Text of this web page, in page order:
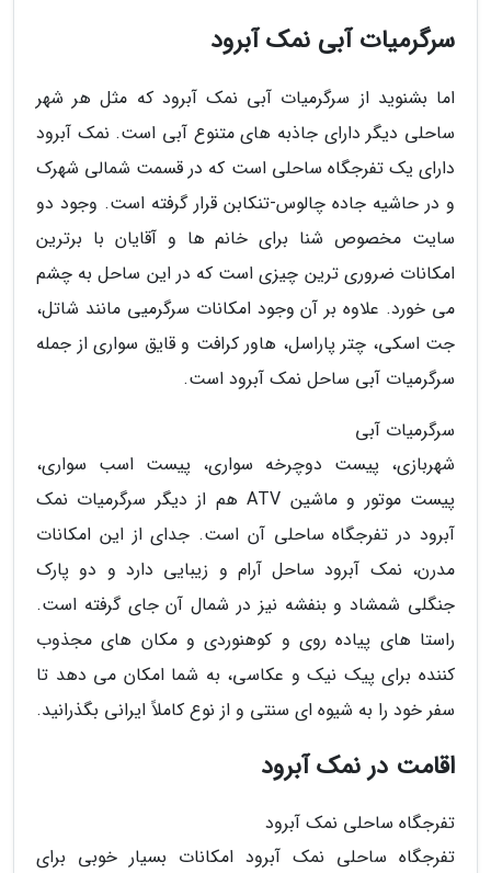
سرگرمیات آبی نمک آبرود
اما بشنوید از سرگرمیات آبی نمک آبرود که مثل هر شهر
ساحلی دیگر دارای جاذبه های متنوع آبی است. نمک آبرود
دارای یک تفرجگاه ساحلی است که در قسمت شمالی شهرک
و در حاشیه جاده چالوس-تنکابن قرار گرفته است. وجود دو
سایت مخصوص شنا برای خانم ها و آقایان با برترین
امکانات ضروری ترین چیزی است که در این ساحل به چشم
می خورد. علاوه بر آن وجود امکانات سرگرمیی مانند شاتل،
جت اسکی، چتر پاراسل، هاور کرافت و قایق سواری از جمله
سرگرمیات آبی ساحل نمک آبرود است.
سرگرمیات آبی
شهربازی، پیست دوچرخه سواری، پیست اسب سواری،
پیست موتور و ماشین ATV هم از دیگر سرگرمیات نمک
آبرود در تفرجگاه ساحلی آن است. جدای از این امکانات
مدرن، نمک آبرود ساحل آرام و زیبایی دارد و دو پارک
جنگلی شمشاد و بنفشه نیز در شمال آن جای گرفته است.
راستا های پیاده روی و کوهنوردی و مکان های مجذوب
کننده برای پیک نیک و عکاسی، به شما امکان می دهد تا
سفر خود را به شیوه ای سنتی و از نوع کاملاً ایرانی بگذرانید.
اقامت در نمک آبرود
تفرجگاه ساحلی نمک آبرود
تفرجگاه ساحلی نمک آبرود امکانات بسیار خوبی برای